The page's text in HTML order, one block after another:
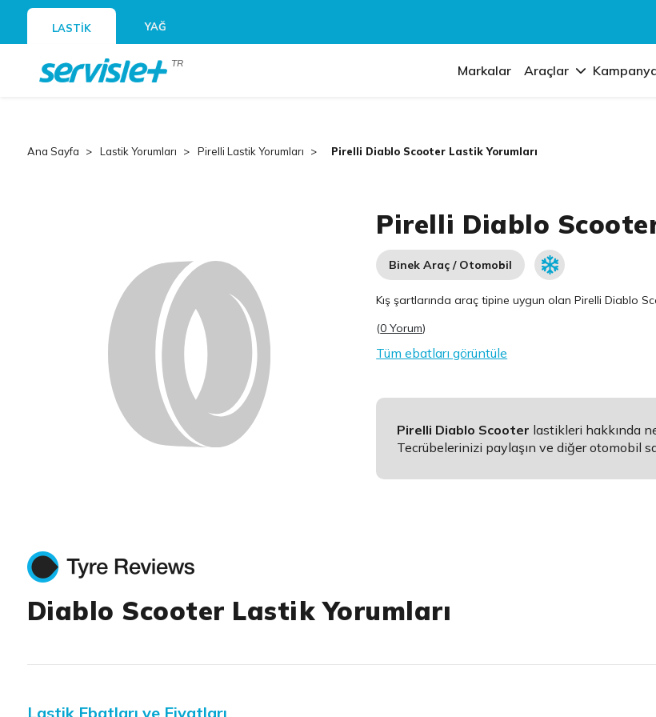
LASTİK YAĞ
TR Markalar Araçlar
Ana Sayfa Lastik Yorumları Pirelli Lastik Yorumları Pirelli Diablo Scooter Lastik Yorumları
Pirelli Diablo
Binek Araç / Otomobil
Kış şartlarında araç tipine uygun olanPirelli Diablo
(0 Yorum)
Tüm ebatları görüntüle
Pirelli Diablo Scooter lastikleri hakkında
Tecrübelerinizi paylaşın ve diğer otomobil
Diablo Scooter Lastik Yorumları
Lastik Ebatları ve Fiyatları